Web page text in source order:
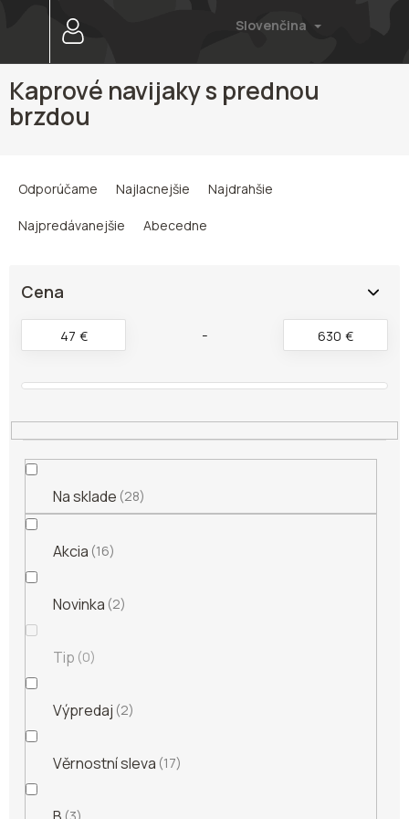
Slovenčina
Kaprové navijaky s prednou
brzdou
e
t
o
Odporúčame Najlacnejšie Najdrahšie
Najpredávanejšie Abecedne
Cena
€
47 €
630
Na sklade 28
Akcia 16
Novinka 2
Tip 0
Výpredaj 2
Věrnostní sleva 17
3